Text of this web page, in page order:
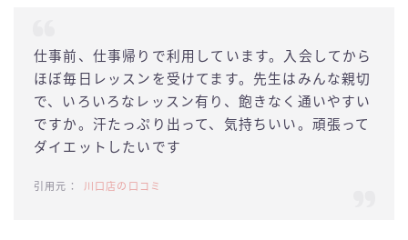
仕事前、仕事帰りで利用しています。入会してから
ほぼ毎日レッスンを受けてます。先生はみんな親切
で、いろいろなレッスン有り、飽きなく通いやすい
ですか。汗たっぷり出って、気持ちいい。頑張って
ダイエットしたいです
川口店の口コミ